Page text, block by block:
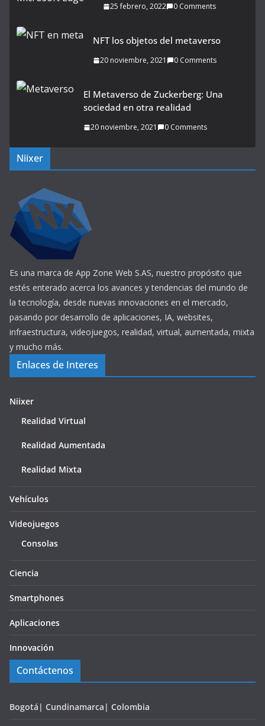
25 febrero, 2022 0 Comments
NFT los objetos del metaverso
20 noviembre, 2021 0 Comments
El Metaverso de Zuckerberg: Una
sociedad en otra realidad
20 noviembre, 2021 0 Comments
Niixer
Es una marca de App Zone Web S.AS, nuestro propósito que
estés enterado acerca los avances y tendencias del mundo de
la tecnología, desde nuevas innovaciones en el mercado,
pasando por desarrollo de aplicaciones, IA, websites,
infraestructura, videojuegos, realidad, virtual, aumentada, mixta
y mucho más.
Enlaces de Interes
Niixer
Realidad Virtual
Realidad Aumentada
Realidad Mixta
Vehículos
Videojuegos
Consolas
Ciencia
Smartphones
Aplicaciones
Innovación
Contáctenos
Bogotá| Cundinamarca| Colombia